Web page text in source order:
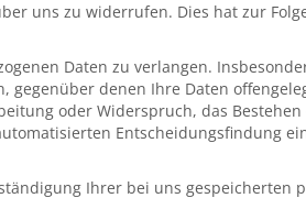
uns zu widerrufen. Dies hat zur
Daten zu verlangen.
denen Ihre Daten
oder Widerspruch, das
Entscheidungsfindung
Ihrer bei uns gespeicherten